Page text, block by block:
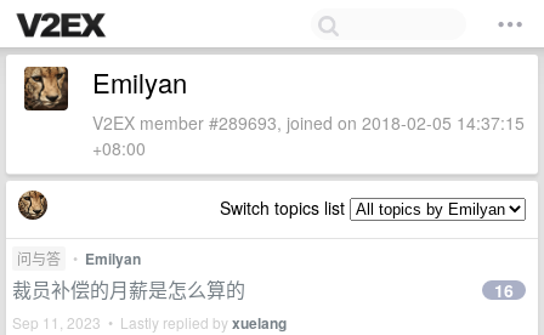
Emilyan
V2EX member #289693, joined on 2018-02-05 14:37:15
+08:00
Switch topics list
问与答 • Emilyan
裁员补偿的月薪是怎么算的
Sep 11, 2023 • Lastly replied byxuelang
16